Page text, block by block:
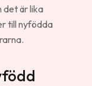
det är lika
till nyfödda